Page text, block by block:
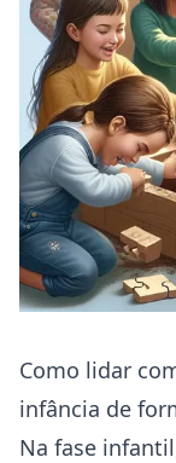
Como lidar
infância de
Na fase